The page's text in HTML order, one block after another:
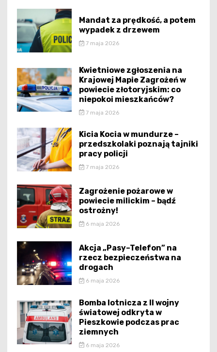
Mandat za prędkość, a potem
wypadek z drzewem
7 maja 2026
Kwietniowe zgłoszenia na
Krajowej Mapie Zagrożeń w
powiecie złotoryjskim: co
niepokoi mieszkańców?
7 maja 2026
Kicia Kocia w mundurze –
przedszkolaki poznają tajniki
pracy policji
7 maja 2026
Zagrożenie pożarowe w
powiecie milickim – bądź
ostrożny!
6 maja 2026
Akcja „Pasy–Telefon” na
rzecz bezpieczeństwa na
drogach
6 maja 2026
Bomba lotnicza z II wojny
światowej odkryta w
Pieszkowie podczas prac
ziemnych
6 maja 2026